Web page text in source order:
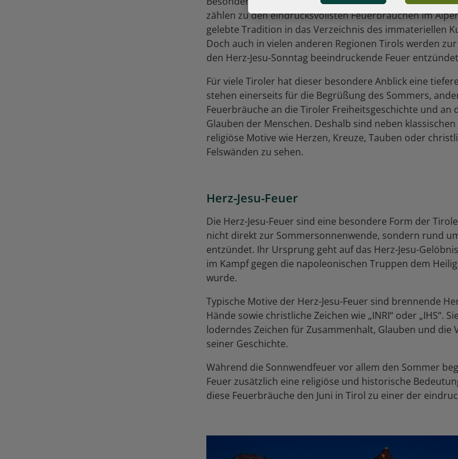
zählen zu den eindrucksvollsten Feuerbräuchen im
gelebte Tradition in das Verzeichnis des immateriellen
Doch auch in vielen anderen Regionen Tirols werden
den Herz-Jesu-Sonntag beeindruckende Feuer
Für viele Tiroler hat dieser besondere Anblick eine
stehen einerseits für die Begrüßung des Sommers,
Feuerbräuche an die Tiroler Freiheitsgeschichte und an
Glauben der Menschen. Deshalb sind neben
religiöse Motive wie Herzen, Kreuze, Tauben oder
Felswänden zu sehen.
Herz-Jesu-Feuer
Die Herz-Jesu-Feuer sind eine besondere Form der
nicht direkt zur Sommersonnenwende, sondern rund
entzündet. Ihr Ursprung geht auf das Herz-Jesu-
im Kampf gegen die napoleonischen Truppen dem
wurde.
Typische Motive der Herz-Jesu-Feuer sind brennende
Hände sowie christliche Zeichen wie „INRI“ oder „IHS“.
loderndes Zeichen für Zusammenhalt, Glauben und die
seiner Geschichte.
Während die Sonnwendfeuer vor allem den Sommer
Feuer zusätzlich eine religiöse und historische
diese Feuerbräuche den Juni in Tirol zu einer der